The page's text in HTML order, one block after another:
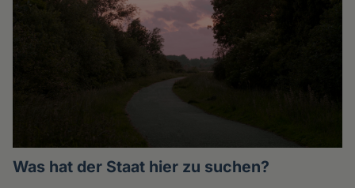
Was hat der Staat hier zu suchen?